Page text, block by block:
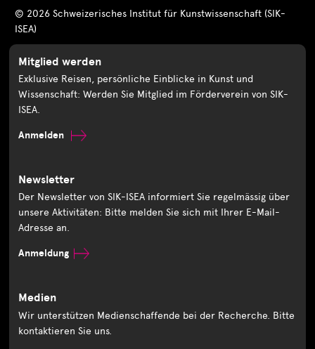
© 2026 Schweizerisches Institut für Kunstwissenschaft (SIK-
ISEA)
Mitglied werden
Exklusive Reisen, persönliche Einblicke in Kunst und
Wissenschaft: Werden Sie Mitglied im Förderverein von SIK-
ISEA.
Anmelden
Newsletter
Der Newsletter von SIK-ISEA informiert Sie regelmässig über
unsere Aktivitäten: Bitte melden Sie sich mit Ihrer E-Mail-
Adresse an.
Anmeldung
Medien
Wir unterstützen Medienschaffende bei der Recherche. Bitte
kontaktieren Sie uns.